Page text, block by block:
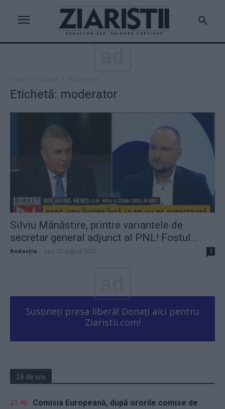
Etichetă: moderator
Silviu Mănăstire, printre variantele de
secretar general adjunct al PNL! Fostul...
Redacţia luni, 22 august 2022 2
Susțineți presa liberă! Donați aici pentru
Ziaristii.com!
24 de ore
21.40
Comisia Europeană, după ororile comise de